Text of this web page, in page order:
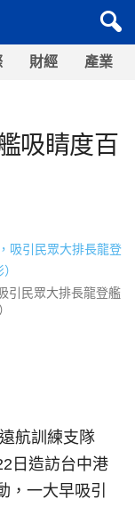
財經 產業
吸睛度百
引民眾大排長龍登艦
航訓練支隊
日造訪台中港
，一大早吸引